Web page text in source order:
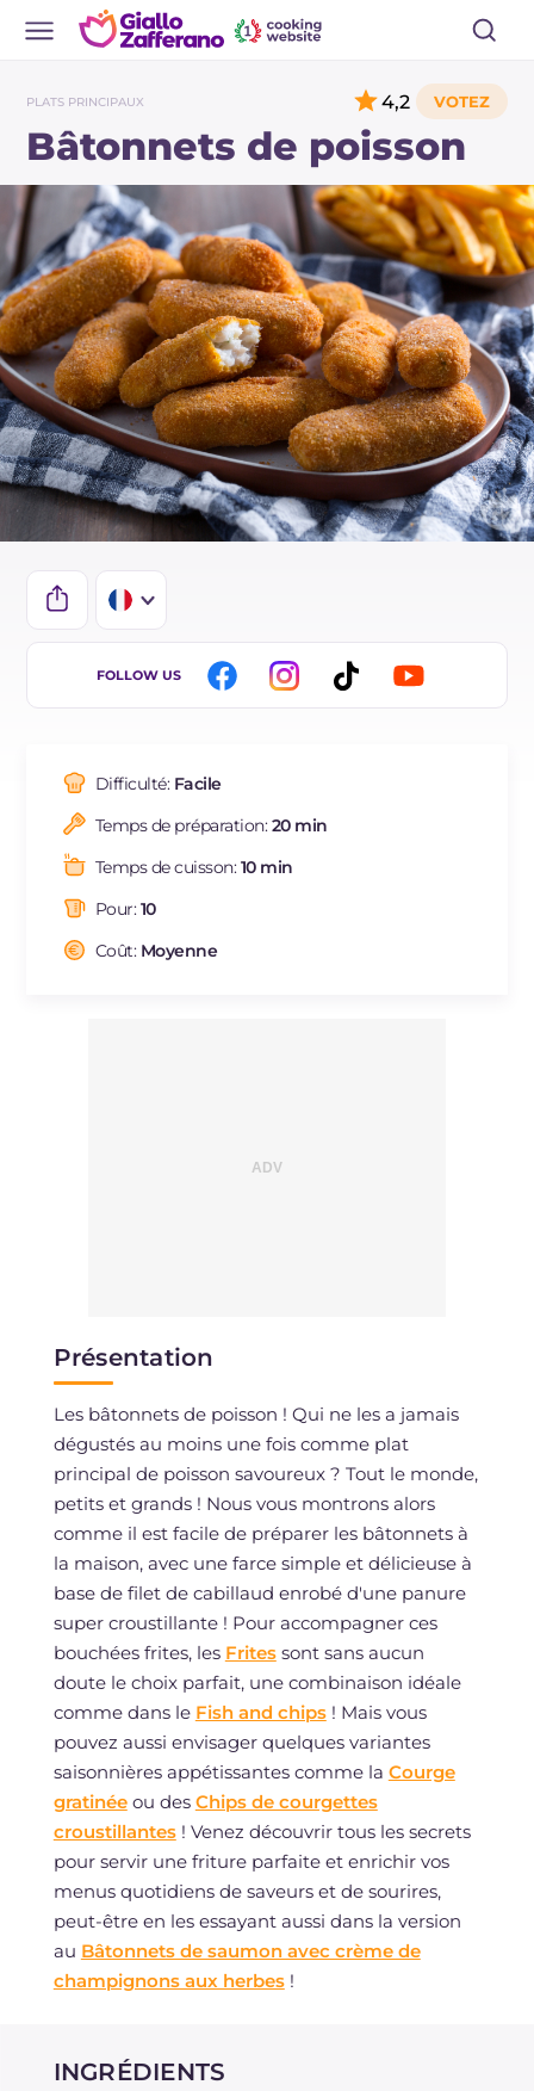
PLATS PRINCIPAUX
Bâtonnets de poisson
4,2
IT
ES
BR
NL
FOLLOW US
Difficulté: Facile
Temps de préparation:20 min
Temps de cuisson:10 min
Pour:10
Coût: Moyenne
Présentation
Les bâtonnets de poisson ! Qui ne les a jamais
dégustés au moins une fois comme plat
principal de poisson savoureux ? Tout le monde,
petits et grands ! Nous vous montrons alors
comme il est facile de préparer les bâtonnets à
la maison, avec une farce simple et délicieuse à
base de filet de cabillaud enrobé d'une panure
super croustillante ! Pour accompagner ces
bouchées frites, les Fritessont sans aucun
doute le choix parfait, une combinaison idéale
comme dans le Fish and chips! Mais vous
pouvez aussi envisager quelques variantes
saisonnières appétissantes comme la Courge
gratinéeou des Chips de courgettes
croustillantes! Venez découvrir tous les secrets
pour servir une friture parfaite et enrichir vos
menus quotidiens de saveurs et de sourires,
peut-être en les essayant aussi dans la version
au Bâtonnets de saumon avec crème de
champignons aux herbes!
INGRÉDIENTS